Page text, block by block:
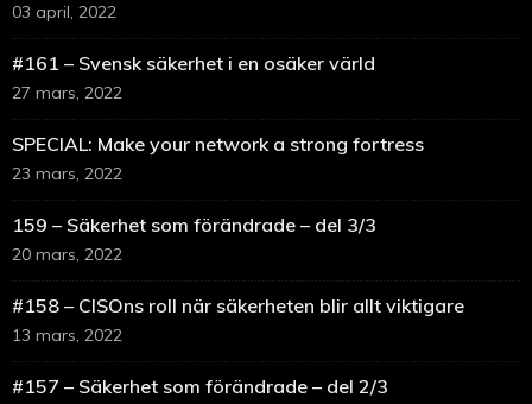
03 april, 2022
#161 – Svensk säkerhet i en osäker värld
27 mars, 2022
SPECIAL: Make your network a strong fortress
23 mars, 2022
159 – Säkerhet som förändrade – del 3/3
20 mars, 2022
#158 – CISOns roll när säkerheten blir allt viktigare
13 mars, 2022
#157 – Säkerhet som förändrade – del 2/3